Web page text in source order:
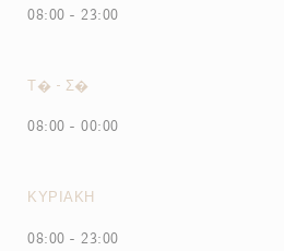
08:00 - 23:00
Τ� - Σ�
08:00 - 00:00
ΚΥΡΙΑΚΉ
08:00 - 23:00